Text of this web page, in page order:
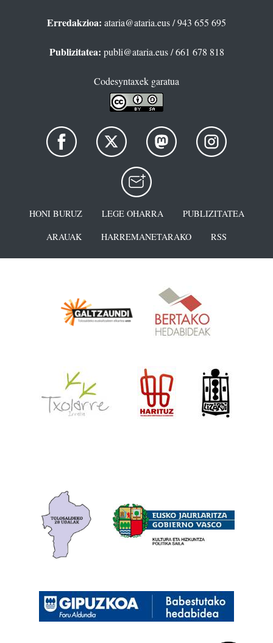
Erredakzioa: ataria@ataria.eus/ 943 655 695
Publizitatea: publi@ataria.eus/ 661 678 818
Codesyntaxek garatua
HONI BURUZ LEGE OHARRA
PUBLIZITATEA
ARAUAK
HARREMANETARAKO RSS